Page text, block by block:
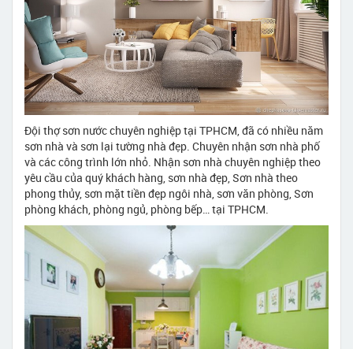
Đội thợ sơn nước chuyên nghiệp tại TPHCM, đã có nhiều năm
sơn nhà và sơn lại tường nhà đẹp. Chuyên nhận sơn nhà phố
và các công trình lớn nhỏ. Nhận sơn nhà chuyên nghiệp theo
yêu cầu của quý khách hàng, sơn nhà đẹp, Sơn nhà theo
phong thủy, sơn mặt tiền đẹp ngôi nhà, sơn văn phòng, Sơn
phòng khách, phòng ngủ, phòng bếp… tại TPHCM.